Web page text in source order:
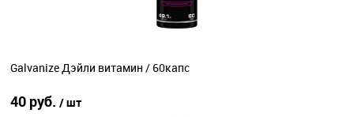
Galvanize Дэйли витамин / 60капс
40 руб. / шт